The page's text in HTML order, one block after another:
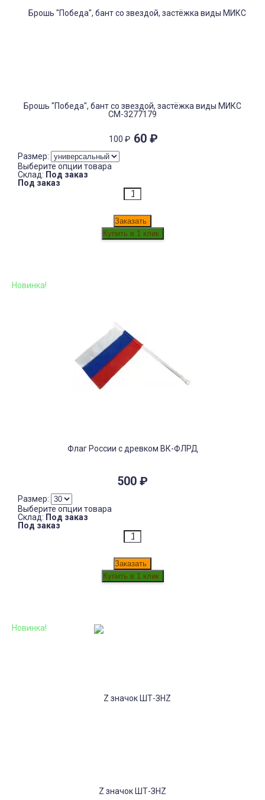
Брошь "Победа", бант со звездой, застёжка виды МИКС
СМ-3277179
100 ₽ 60 ₽
Размер:
Выберите опции товара
Склад: Под заказ
Под заказ
Заказать
Флаг России с древком ВК-ФЛРД
500 ₽
Размер:
Выберите опции товара
Склад: Под заказ
Под заказ
Заказать
Новинка!
Z значок ШТ-ЗНZ
Новинка!